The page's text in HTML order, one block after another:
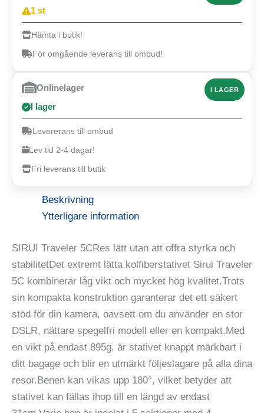
1 st
Hämta i butik!
För omgående leverans till ombud!
Onlinelager I LAGER
I lager
Levererans till ombud
Lev tid 2-4 dagar!
Fri leverans till butik
Beskrivning
Ytterligare information
SIRUI Traveler 5CRes lätt utan att offra styrka och
stabilitetDet extremt lätta kolfiberstativet Sirui Traveler
5C kombinerar låg vikt och mycket hög kvalitet.Trots
sin kompakta konstruktion garanterar det ett säkert
stöd för din kamera, oavsett om du använder en stor
DSLR, nättare spegelfri modell eller en kompakt.Med
en vikt på endast 895g, är stativet knappt märkbart i
ditt bagage och blir en utmärkt följeslagare på alla dina
resor.Benen kan vikas upp 180°, vilket betyder att
stativet kan fällas ihop till en längd av endast